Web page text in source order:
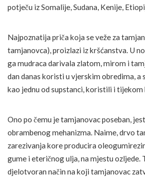
potječu iz Somalije, Sudana, Kenije,
Najpoznatija priča koja se veže za
tamjanovca), proizlazi iz kršćanstva. U
ga mudraca darivala zlatom, mirom i
dan danas koristi u vjerskim obredima, a
kao jednu od supstanci, koristili i tijekom
Ono po čemu je tamjanovac poseban,
obrambenog mehanizma. Naime, drvo
zarezivanja kore producira
gume i eteričnog ulja, na mjestu ozljede.
djelotvoran način na koji tamjanovac